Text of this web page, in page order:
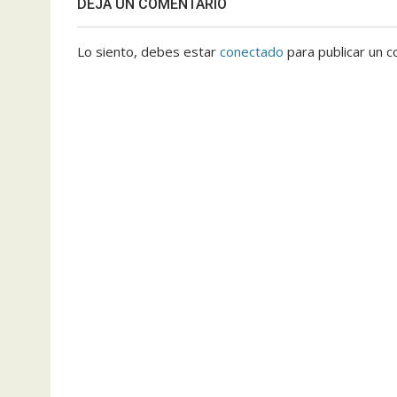
DEJA UN COMENTARIO
Lo siento, debes estar conectado para publicar un